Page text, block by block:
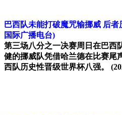
巴西队未能打破魔咒输挪威 后
国际广播电台)
第三场八分之一决赛周日在巴西
健的挪威队凭借哈兰德在比赛尾
西队历史性晋级世界杯八强。